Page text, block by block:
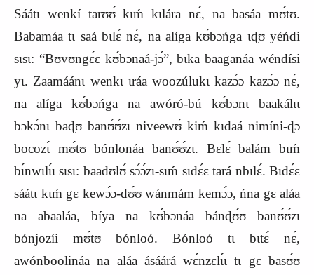
Sáátɩ wenkí tarʊʊ́ kɩḿ kɩlára nɛ́, na basáa mʊ́tʊ.
Babamáa tɩ saá bɩlɛ́ nɛ́, na alíga kʊ́bɔńga ɩɖʊ yéńdi
sɩsɩ: “Bʊvʊngɛ́ɛ kʊ́bɔnaá-jɔ́”, bɩka baaganáa wéndísi
yɩ. Zaamáánɩ wenkɩ ɩráa woozúlukɩ kazɔ́ɔ kazɔ́ɔ nɛ́,
na alíga kʊ́bɔńga na awóró-bú kʊ́bɔnɩ baakálɩɩ
bɔkɔ́nɩ baɖʊ banʊ́ʊ́zɩ niveewʊ́ kiḿ kɩdaá nimíni-ɖɔ
bocozɩ́ mʊ́tʊ bónlonáa banʊ́ʊ́zɩ. Bɛlɛ́ balám bɩḿ
bɩ́nwɩlɩ́ɩ sɩsɩ: baadʊlʊ́ sɔ́ɔ́zɩ-sɩḿ sɩdɛ́ɛ tará nbɩlɛ́. Bɩdɛ́ɛ
sáátɩ kɩḿ gɛ kewɔ́ɔ-dʊ́ʊ wánmám kemɔ́ɔ, ńna gɛ aláa
na abaaláa, bíya na kʊ́bɔnáa bánɖʊ́ʊ banʊ́ʊ́zɩ
bónjozíi mʊ́tʊ bónloó. Bónloó tɩ bɩtɛ́ nɛ́,
awónboolináa na aláa ásáárá wɛ́nzɛlɩ́ɩ tɩ gɛ basʊ́ʊ